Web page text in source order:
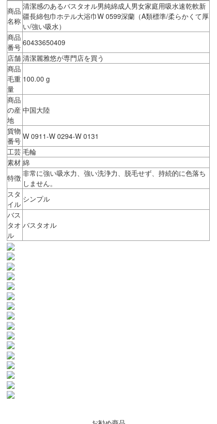
商品
名称
清潔感のあるバスタオル男純綿成人男女家庭用吸水速乾軟新
疆長綿包巾ホテル大浴巾W 0599深蘭（A類標準/柔らかくて厚
い/強い吸水）
商品
番号 60433650409
店舗 清潔麗雅悠が専門店を買う
商品
毛重
量
100.00 g
商品
の産
地
中国大陸
貨物
番号 W 0911-W 0294-W 0131
工芸 毛輪
素材 綿
特徴 非常に強い吸水力、強い洗浄力、脱毛せず、持続的に色落ち
しません。
スタ
イル
シンプル
バス
タオ
ル
バスタオル